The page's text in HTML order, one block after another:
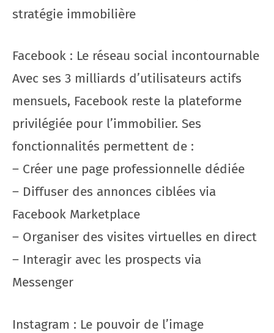
stratégie immobilière
Facebook : Le réseau social incontournable
Avec ses 3 milliards d’utilisateurs actifs
mensuels, Facebook reste la plateforme
privilégiée pour l’immobilier. Ses
fonctionnalités permettent de :
– Créer une page professionnelle dédiée
– Diffuser des annonces ciblées via
Facebook Marketplace
– Organiser des visites virtuelles en direct
– Interagir avec les prospects via
Messenger
Instagram : Le pouvoir de l’image